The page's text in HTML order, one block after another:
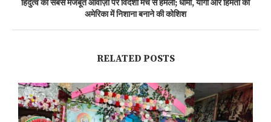
हिंदुत्व की सबसे मजबूत आवाज़ों पर विदेशी मंच से हमला; धामी, योगी और हिमंता को
अमेरिका में निशाना बनाने की कोशिश
RELATED POSTS